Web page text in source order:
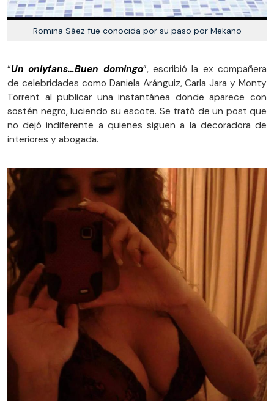
Romina Sáez fue conocida por su paso por Mekano
“Un onlyfans…Buen domingo”, escribió la ex compañera
de celebridades como Daniela Aránguiz, Carla Jara y Monty
Torrent al publicar una instantánea donde aparece con
sostén negro, luciendo su escote. Se trató de un post que
no dejó indiferente a quienes siguen a la decoradora de
interiores y abogada.